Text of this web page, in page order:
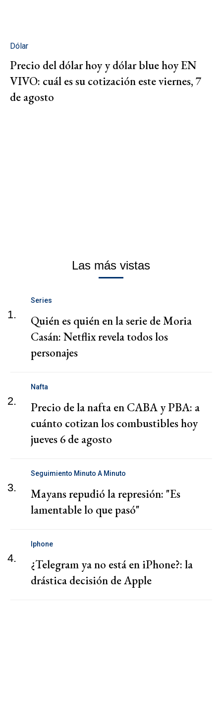
Dólar
Precio del dólar hoy y dólar blue hoy EN
VIVO: cuál es su cotización este viernes, 7
de agosto
Las más vistas
1.
Series
Quién es quién en la serie de Moria
Casán: Netflix revela todos los
personajes
2.
Nafta
Precio de la nafta en CABA y PBA: a
cuánto cotizan los combustibles hoy
jueves 6 de agosto
3.
Seguimiento Minuto A Minuto
Mayans repudió la represión: "Es
lamentable lo que pasó"
4.
Iphone
¿Telegram ya no está en iPhone?: la
drástica decisión de Apple